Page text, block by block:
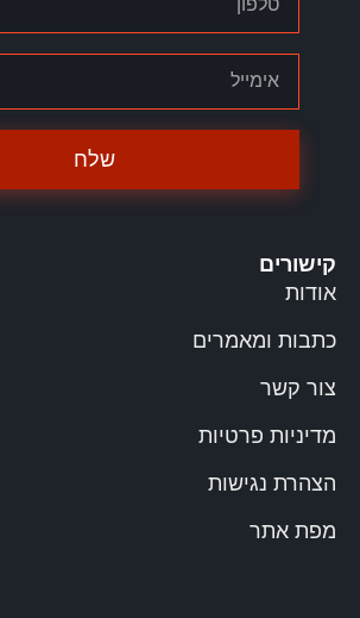
שלח
קישורים
אודות
כתבות ומאמרים
צור קשר
מדיניות פרטיות
הצהרת נגישות
מפת אתר